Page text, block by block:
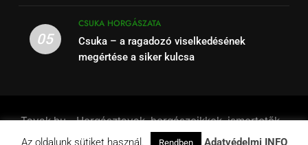
05
CSUKA HORGÁSZATA
Csuka – a ragadozó viselkedésének
megértése a siker kulcsa
Tavak.hu - Horgásztavak, horgászcikkek, ismertetők -
2001 - 2026. Powered ByBlazeThemes .
Az oldalunk sütiket használ. Rendben Adatvédelmi INFO